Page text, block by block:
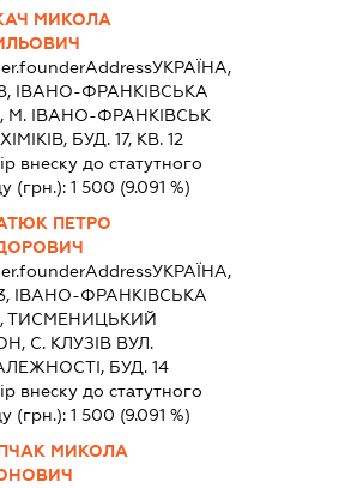
МИКОЛА
УКРАЇНА,
IВАНО-ФРАНКIВСЬКА
М. ІВАНО-ФРАНКІВСЬК
БУД. 17, КВ. 12
внеску до статутного
(грн.):1 500 (9.091 %)
ПЕТРО
УКРАЇНА,
IВАНО-ФРАНКIВСЬКА
ТИСМЕНИЦЬКИЙ
С. КЛУЗІВ ВУЛ.
БУД. 14
внеску до статутного
(грн.):1 500 (9.091 %)
МИКОЛА